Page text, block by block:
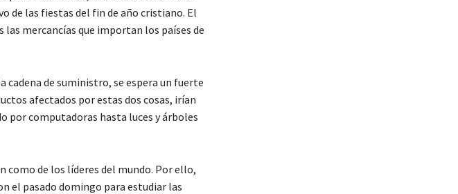
de las fiestas del fin de año cristiano. El
mercancías que importan los países de
cadena de suministro, se espera un fuerte
afectados por estas dos cosas, irían
por computadoras hasta luces y árboles
como de los líderes del mundo. Por ello,
el pasado domingo para estudiar las